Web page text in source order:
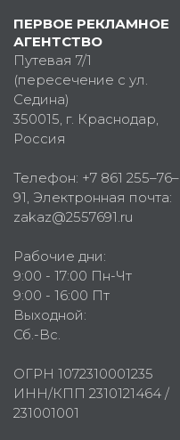
ПЕРВОЕ РЕКЛАМНОЕ
АГЕНТСТВО
Путевая 7/1
(пересечение с ул.
Седина)
350015, г. Краснодар,
Россия
Телефон: +7 861 255–76–
91, Электронная почта:
zakaz@2557691.ru
Рабочие дни:
9:00 - 17:00 Пн-Чт
9:00 - 16:00 Пт
Выходной:
Сб.-Вс.
ОГРН 1072310001235
ИНН/КПП 2310121464 /
231001001